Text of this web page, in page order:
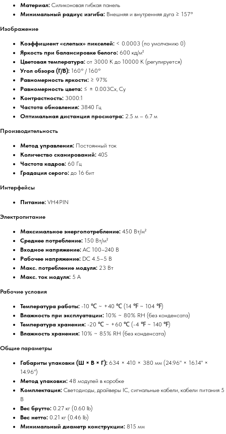
Материал: Силиконовая гибкая панель
Минимальный радиус изгиба: Внешняя и внутренняя дуга ≥ 157°
Изображение
Коэффициент «слепых» пикселей: < 0.0003 (по умолчанию 0)
Яркость при балансировке белого: 600 кд/м²
Цветовая температура: от 3000 K до 10000 K (регулируется)
Угол обзора (Г/В): 160° / 160°
Равномерность яркости: ≥ 97%
Равномерность цвета: ≤ ± 0.003Cx, Cy
Контрастность: 3000:1
Частота обновления: 3840 Гц
Оптимальная дистанция просмотра: 2.5 м – 6.7 м
Производительность
Метод управления: Постоянный ток
Количество сканирований: 40S
Частота кадров: 60 Гц
Градация серого: до 16 бит
Интерфейсы
Питание: VH4PIN
Электропитание
Максимальное энергопотребление: 450 Вт/м²
Среднее потребление: 150 Вт/м²
Входное напряжение: AC 100–240 В
Рабочее напряжение: DC 4.5–5 В
Макс. потребление модуля: 23 Вт
Макс. ток модуля: 5 A
Рабочие условия
Температура работы: -10 ℃ ~ +40 ℃ (14 ℉ ~ 104 ℉)
Влажность при эксплуатации: 10% ~ 80% RH (без конденсата)
Температура хранения: -20 ℃ ~ +60 ℃ (-4 ℉ ~ 140 ℉)
Влажность хранения: 10% ~ 85% RH (без конденсата)
Общие параметры
Габариты упаковки (Ш × В × Г): 634 × 410 × 380 мм (24.96" × 16.14" ×
14.96")
Метод упаковки: 48 модулей в коробке
Комплектация: Светодиоды, драйверы IC, сигнальные кабели, кабели питания 5
В
Вес брутто: 0.27 кг (0.60 lb)
Вес нетто: 0.21 кг (0.46 lb)
Минимальный диаметр конструкции: 815 мм